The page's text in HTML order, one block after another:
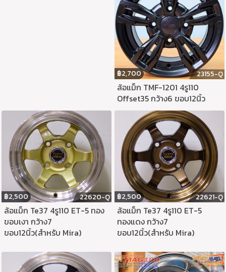
฿2,700 23155-Q
ล้อแม็ก TMF-1201 4รู110
Offset35 กว้าง6 ขอบ12นิ้ว
฿2,500 22620-Q
ล้อแม็ก Te37 4รู110 ET-5 ทอง
ขอบเงา กว้าง7
ขอบ12นิ้ว(สำหรับ Mira)
฿2,500 22621-Q
ล้อแม็ก Te37 4รู110 ET-5
ทองแดง กว้าง7
ขอบ12นิ้ว(สำหรับ Mira)